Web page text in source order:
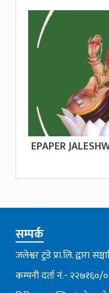
EPAPER
सम्पर्क
जलेश्वर टुडे प्रा.लि. द्वारा
कम्पनी दर्ता नं.-